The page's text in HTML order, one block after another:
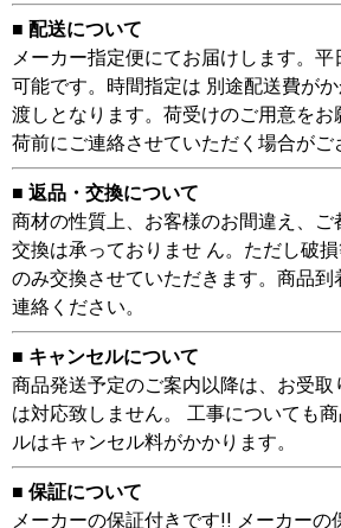
■ 配送について
メーカー指定便にてお届けします。
可能です。時間指定は 別途配送費が
渡しとなります。荷受けのご用意をお
荷前にご連絡させていただく場合がご
■ 返品・交換について
商材の性質上、お客様のお間違え、ご
交換は承っておりませ ん。ただし破
のみ交換させていただきます。商品
連絡ください。
■ キャンセルについて
商品発送予定のご案内以降は、お受
は対応致しません。 工事についても
ルはキャンセル料がかかります。
■ 保証について
メーカーの保証付きです!! メーカーの